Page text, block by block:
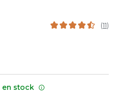
(11)